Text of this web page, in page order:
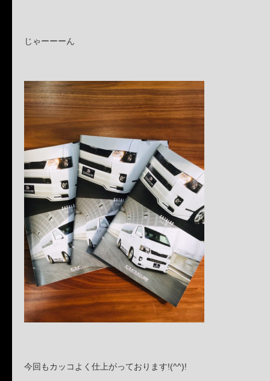
じゃーーーん
今回もカッコよく仕上がっております!(^^)!